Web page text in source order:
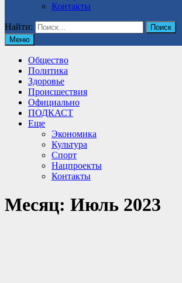
Контакты
Найти:
Меню
Общество
Политика
Здоровье
Происшествия
Официально
ПОДКАСТ
Еще
Экономика
Культура
Спорт
Нацпроекты
Контакты
Месяц: Июль 2023